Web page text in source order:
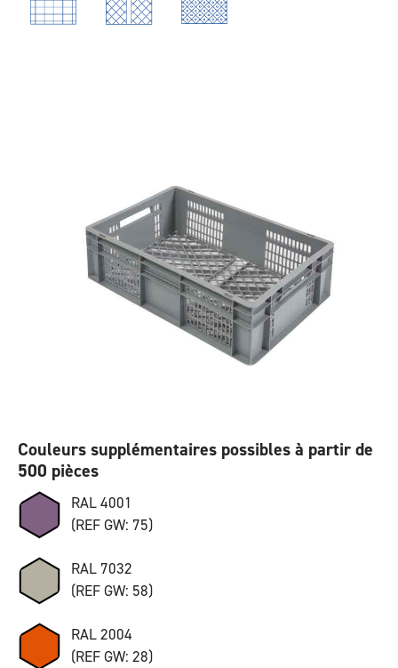
Couleurs supplémentaires possibles à partir de
500 pièces
RAL 4001
(REF GW: 75)
RAL 7032
(REF GW: 58)
RAL 2004
(REF GW: 28)